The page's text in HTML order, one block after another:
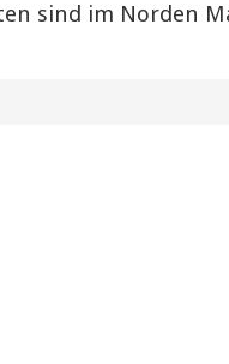
sind im Norden